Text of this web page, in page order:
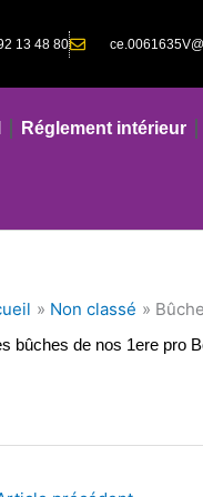
13 48 80
Réglement intérieur
Non classé
bûches de nos 1ere pro